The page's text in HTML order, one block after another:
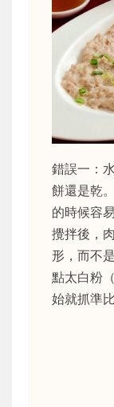
錯誤一：
餅還是乾
的時候容
攪拌後，
形，而不
點太白粉
始就抓準比